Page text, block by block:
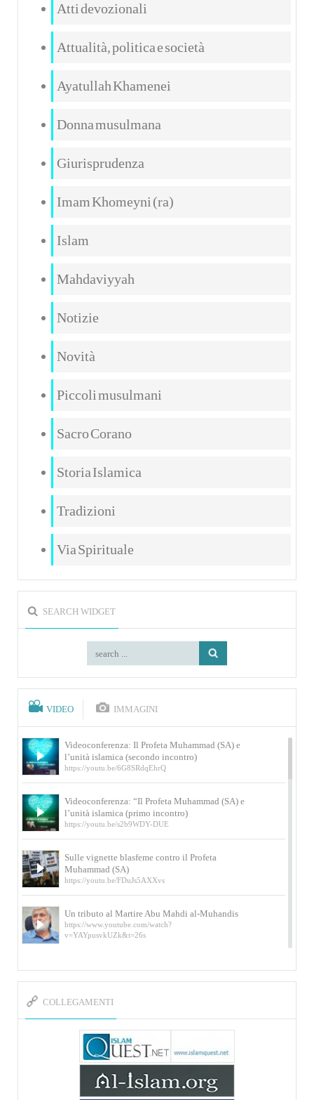
Atti devozionali
Attualità, politica e società
Ayatullah Khamenei
Donna musulmana
Giurisprudenza
Imam Khomeyni (ra)
Islam
Mahdaviyyah
Notizie
Novità
Piccoli musulmani
Sacro Corano
Storia Islamica
Tradizioni
Via Spirituale
SEARCH WIDGET
VIDEO IMMAGINI
Videoconferenza: Il Profeta Muhammad (SA) e
l’unità islamica (secondo incontro)
https://youtu.be/6G8SRdqEhrQ
Videoconferenza: “Il Profeta Muhammad (SA) e
l’unità islamica (primo incontro)
https://youtu.be/s2b9WDY-DUE
Sulle vignette blasfeme contro il Profeta
Muhammad (SA)
https://youtu.be/FDuJs5AXXvs
Un tributo al Martire Abu Mahdi al-Muhandis
https://www.youtube.com/watch?
v=YAYpusvkUZk&t=26s
L’Abluzione rituale (wudu) secondo l’Imam Alì
e l’Imam Khomeini
della figlia di un martire
https://www.youtube.com/watch?
v=-5nPSxbf9l0&t=103s
Sheykh Abbas Di Palma sui martiri Qassem
COLLEGAMENTI